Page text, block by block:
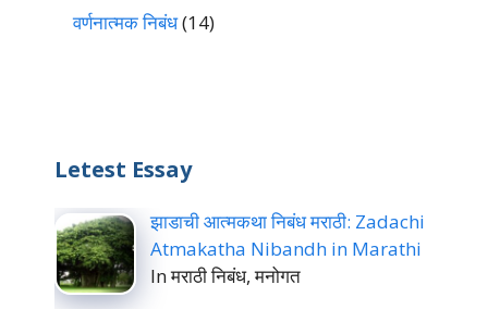
वर्णनात्मक निबंध(14)
Letest Essay
झाडाची आत्मकथा निबंध मराठी: Zadachi
Atmakatha Nibandh in Marathi
In मराठी निबंध, मनोगत